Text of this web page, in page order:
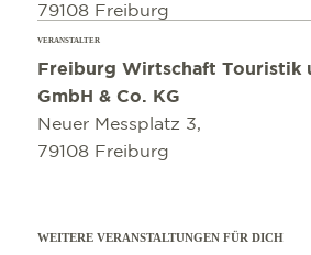
79108 Freiburg
VERANSTALTER
Freiburg Wirtschaft Touristik
GmbH & Co. KG
Neuer Messplatz 3,
79108 Freiburg
WEITERE VERANSTALTUNGEN FÜR DICH